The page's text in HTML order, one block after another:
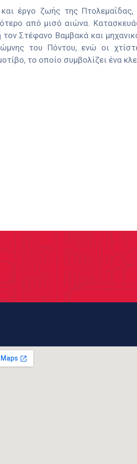
και έργο ζωής της
από μισό αιώνα.
τον Στέφανο Βαμβακά και
του Πόντου, ενώ οι
το οποίο συμβολίζει ένα